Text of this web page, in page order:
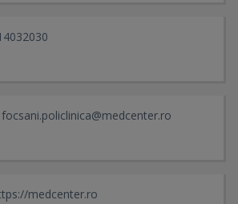
focsani.policlinica@medcenter.ro
medcenter.ro